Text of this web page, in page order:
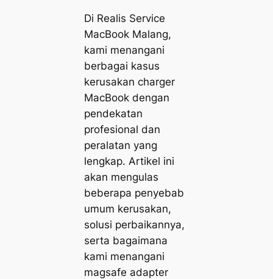
Di Realis Service
MacBook Malang,
kami menangani
berbagai kasus
kerusakan charger
MacBook dengan
pendekatan
profesional dan
peralatan yang
lengkap. Artikel ini
akan mengulas
beberapa penyebab
umum kerusakan,
solusi perbaikannya,
serta bagaimana
kami menangani
magsafe adapter